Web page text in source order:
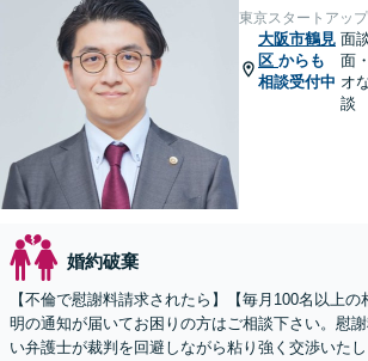
東京スタートアッ
大阪市鶴見
区 からも
相談受付中
面
面
オ
談
婚約破棄
【不倫で慰謝料請求されたら】【毎月100名以上
明の通知が届いてお困りの方はご相談下さい。慰
い弁護士が裁判を回避しながら粘り強く交渉いた